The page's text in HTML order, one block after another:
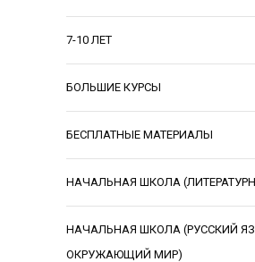
7-10 ЛЕТ
БОЛЬШИЕ КУРСЫ
БЕСПЛАТНЫЕ МАТЕРИАЛЫ
НАЧАЛЬНАЯ ШКОЛА
НАЧАЛЬНАЯ ШКОЛА (РУССКИЙ
ОКРУЖАЮЩИЙ МИР)